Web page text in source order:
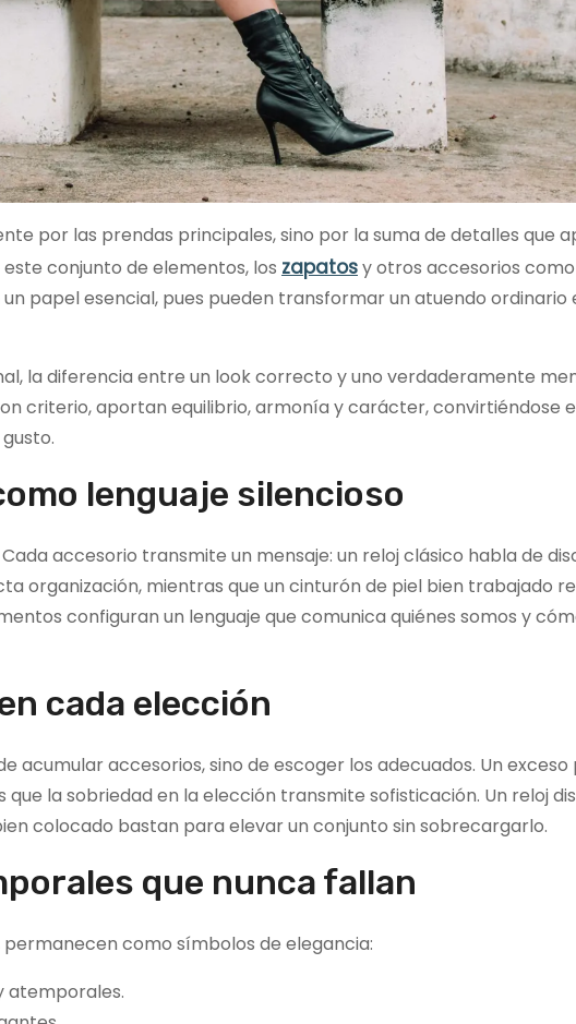
por las prendas principales, sino por la suma de detalles que
conjunto de elementos, los zapatosy otros accesorios
papel esencial, pues pueden transformar un atuendo ordinario
la diferencia entre un look correcto y uno verdaderamente
criterio, aportan equilibrio, armonía y carácter, convirtiéndose
lenguaje silencioso
accesorio transmite un mensaje: un reloj clásico habla de
organización, mientras que un cinturón de piel bien trabajado
configuran un lenguaje que comunica quiénes somos y
cada elección
acumular accesorios, sino de escoger los adecuados. Un exceso
la sobriedad en la elección transmite sofisticación. Un reloj
colocado bastan para elevar un conjunto sin sobrecargarlo.
que nunca fallan
permanecen como símbolos de elegancia:
atemporales.